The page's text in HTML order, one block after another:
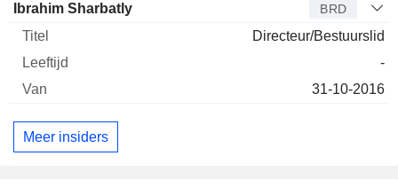
Ibrahim Sharbatly BRD
Directeur/Bestuurslid
-
31-10-2016
Meer insiders